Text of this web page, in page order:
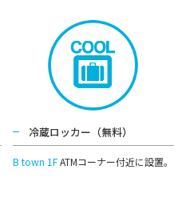
冷蔵ロッカー（無料）
B town 1FATMコーナー付近に設置。